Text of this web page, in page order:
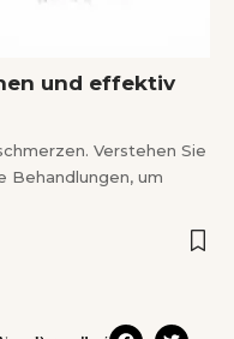
und effektiv
Verstehen Sie
Behandlungen, um